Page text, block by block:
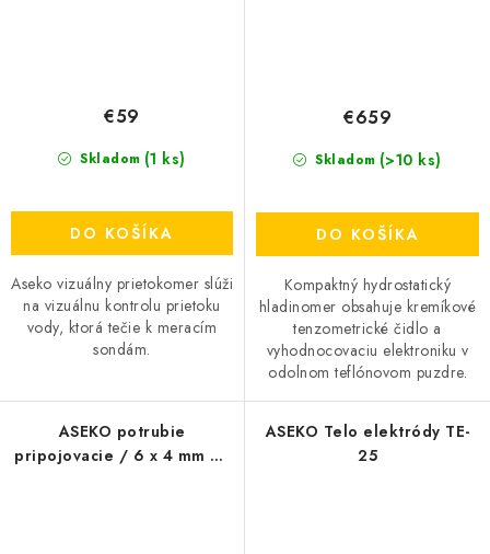
Skladom (1 ks)
€59
DO KOŠÍKA
Aseko vizuálny prietokomer slúži
na vizuálnu kontrolu prietoku
vody, ktorá tečie k meracím
sondám.
Skladom (>10 ks)
€659
DO KOŠÍKA
Kompaktný hydrostatický
hladinomer obsahuje kremíkové
tenzometrické čidlo a
vyhodnocovaciu elektroniku v
odolnom teflónovom puzdre.
ASEKO potrubie
pripojovacie / 6 x 4 mm / -
ASEKO Telo elektródy TE-
25